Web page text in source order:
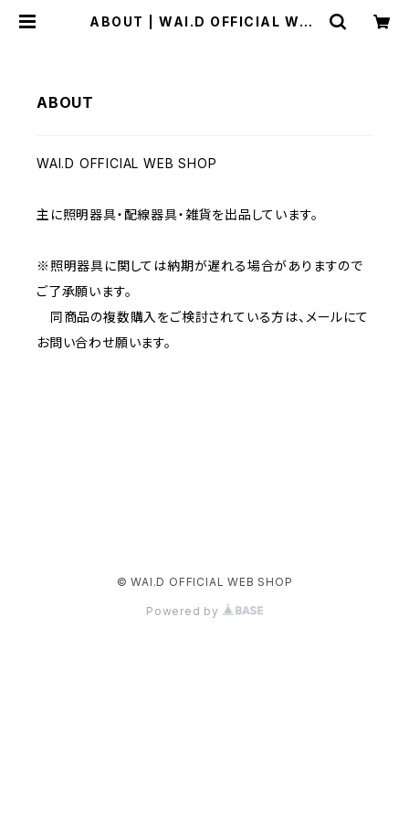
ABOUT | WAI.D OFFICIAL WEB
ABOUT
WAI.D OFFICIAL WEB SHOP
主に照明器具・配線器具・雑貨を出品しています。
※照明器具に関しては納期が遅れる場合がありますので
ご了承願います。
同商品の複数購入をご検討されている方は、メールにて
お問い合わせ願います。
© WAI.D OFFICIAL WEB SHOP
Powered by